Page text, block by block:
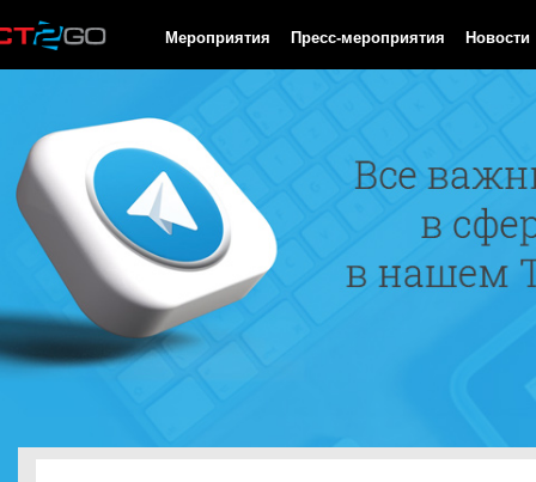
Мероприятия Пресс-мероприятия Новости